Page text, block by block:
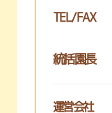
TEL/FAX
統括園長
運営会社